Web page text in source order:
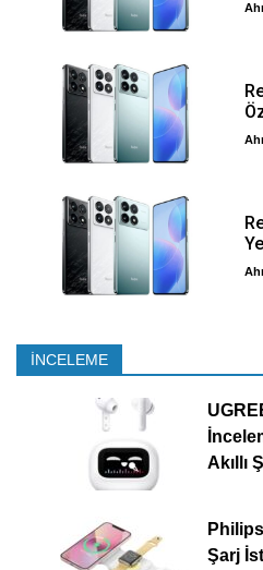
İNCELEME
Akıllı
Şarj